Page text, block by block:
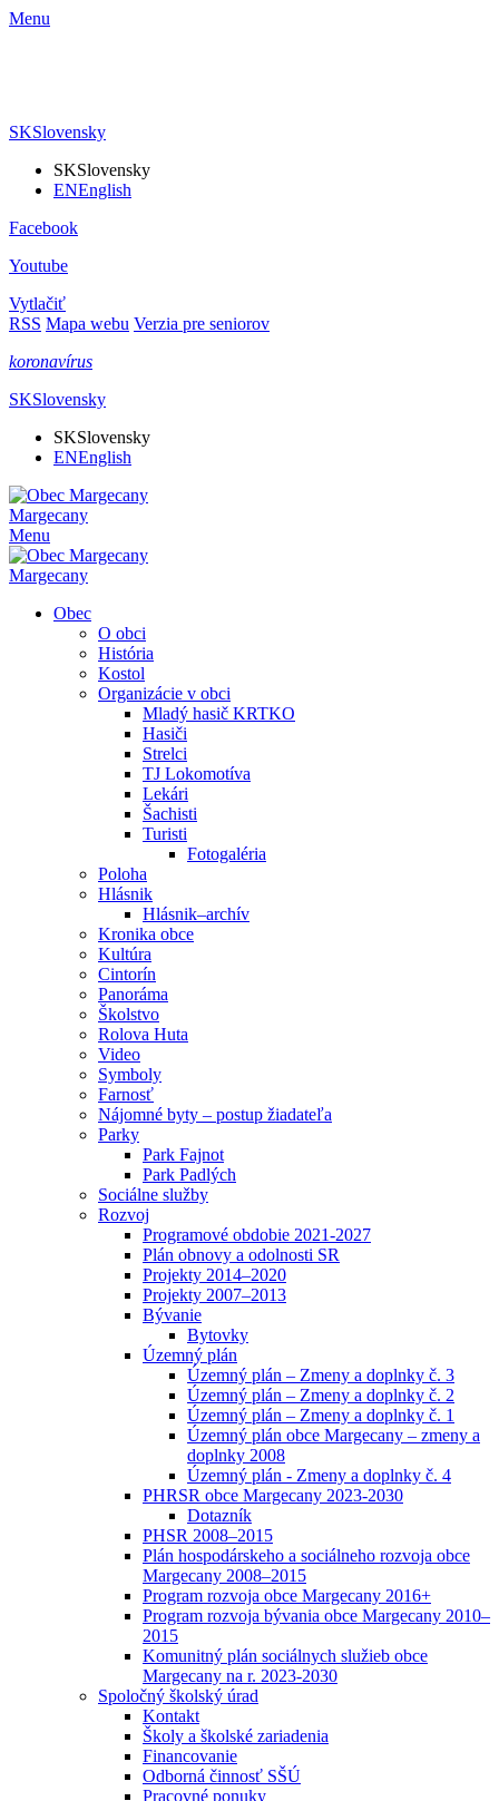
Menu
SKSlovensky
SKSlovensky
ENEnglish
Facebook
Youtube
Vytlačiť
RSS Mapa webu Verzia pre seniorov
koronavírus
SKSlovensky
SKSlovensky
ENEnglish
Margecany
Menu
Margecany
Obec
O obci
História
Kostol
Organizácie v obci
Mladý hasič KRTKO
Hasiči
Strelci
TJ Lokomotíva
Lekári
Šachisti
Turisti
Fotogaléria
Poloha
Hlásnik
Hlásnik–archív
Kronika obce
Kultúra
Cintorín
Panoráma
Školstvo
Rolova Huta
Video
Symboly
Farnosť
Nájomné byty – postup žiadateľa
Parky
Park Fajnot
Park Padlých
Sociálne služby
Rozvoj
Programové obdobie 2021-2027
Plán obnovy a odolnosti SR
Projekty 2014–2020
Projekty 2007–2013
Bývanie
Bytovky
Územný plán
Územný plán – Zmeny a doplnky č. 3
Územný plán – Zmeny a doplnky č. 2
Územný plán – Zmeny a doplnky č. 1
Územný plán obce Margecany – zmeny a
doplnky 2008
Územný plán - Zmeny a doplnky č. 4
PHRSR obce Margecany 2023-2030
Dotazník
PHSR 2008–2015
Plán hospodárskeho a sociálneho rozvoja obce
Margecany 2008–2015
Program rozvoja obce Margecany 2016+
Program rozvoja bývania obce Margecany 2010–
2015
Komunitný plán sociálnych služieb obce
Margecany na r. 2023-2030
Spoločný školský úrad
Kontakt
Školy a školské zariadenia
Financovanie
Odborná činnosť SŠÚ
Pracovné ponuky